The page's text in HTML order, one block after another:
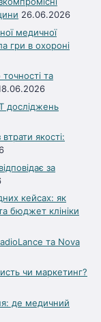
26.06.2026
медичної
гри в охороні
точності та
досліджень
якості:
за
кейсах: як
бюджет клініки
та Nova
чи маркетинг?
де медичний